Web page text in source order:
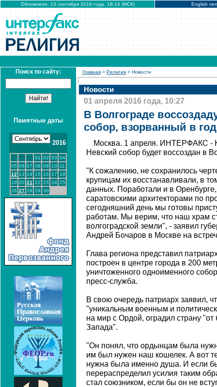
Обновлено: 13 сентября 2016 года, 18:14 (МСК) English
Поиск по сайту:
Памятные даты
2016
01 02 03 04
05 06 07 08 09 10
11
12 13 14 15 16 17
18
19 20 21 22 23 24 25
26 27 28 29 30
Главная > Религия > Новости
Новости
01 апреля 2016 года, 10:27
В Волгограде
собор, взорванный в
Москва. 1 апреля. ИНТЕРФАКС -
Невский собор будет воссоздан в
"К сожалению, не сохранилось
крупицам их восстанавливали, в
данных. Поработали и в
саратовскими архитекторами по
сегодняшний день мы готовы
работам. Мы верим, что наш храм
волгоградской земли", - заявил
Андрей Бочаров в Москве на
Глава региона представил
построен в центре города в 200
уничтоженного одноименного
пресс-служба.
В свою очередь патриарх заявил,
"уникальным военным и
на мир с Ордой, оградил страну
Запада".
"Он понял, что ордынцам была
им был нужен наш кошелек. А вот
нужна была именно душа. И если
перераспределил усилия таким
стал союзником, если бы он не